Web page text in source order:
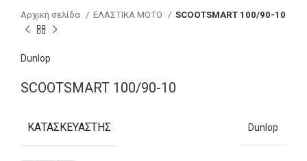
Αρχική σελίδα ΕΛΑΣΤΙΚΑ MOTO SCOOTSMART 100/90-10
Dunlop
SCOOTSMART 100/90-10
ΚΑΤΑΣΚΕΥΑΣΤΉΣ Dunlop